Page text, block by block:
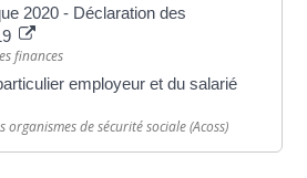
2020 - Déclaration des
finances
employeur et du salarié
organismes de sécurité sociale (Acoss)